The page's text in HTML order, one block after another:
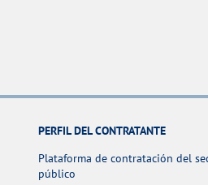
PERFIL DEL CONTRATANTE
Plataforma de contratación del
público